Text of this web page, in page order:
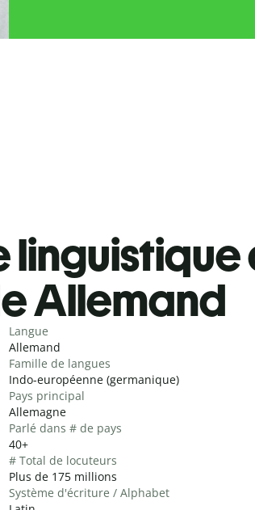
Allemand
Langue
Allemand
Famille de langues
Indo-européenne (germanique)
Pays principal
Allemagne
Parlé dans # de pays
40+
# Total de locuteurs
Plus de 175 millions
Système d'écriture / Alphabet